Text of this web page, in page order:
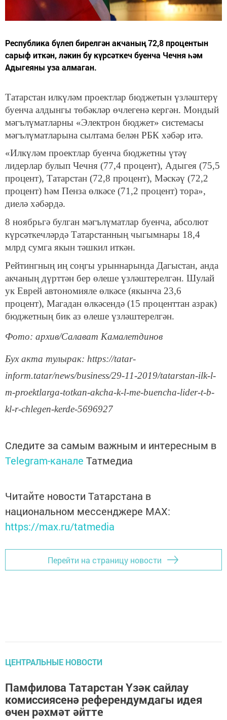
Республика бүлеп бирелгән акчаның 72,8 процентын
сарыф иткән, ләкин бу күрсәткеч буенча Чечня һәм
Адыгеяны уза алмаган.
Татарстан илкүләм проектлар бюджетын үзләштерү
буенча алдынгы төбәкләр өчлегенә кергән. Мондый
мәгълүматларны «Электрон бюджет» системасы
мәгълүматларына сылтама белән РБК хәбәр итә.
«Илкүләм проектлар буенча бюджетны үтәү
лидерлар булып Чечня (77,4 процент), Адыгея (75,5
процент), Татарстан (72,8 процент), Мәскәү (72,2
процент) һәм Пенза өлкәсе (71,2 процент) тора»,
диелә хәбәрдә.
8 ноябрьгә булган мәгълүматлар буенча, абсолют
күрсәткечләрдә Татарстанның чыгымнары 18,4
млрд сумга якын тәшкил иткән.
Рейтингның иң соңгы урыннарында Дагыстан, анда
акчаның дүрттән бер өлеше үзләштерелгән. Шулай
ук Еврей автономияле өлкәсе (якынча 23,6
процент), Магадан өлкәсендә (15 проценттан азрак)
бюджетның бик аз өлеше үзләштерелгән.
Фото: архив/Салават Камалетдинов
Бух акта тулырак: https://tatar-
inform.tatar/news/business/29-11-2019/tatarstan-ilk-l-
m-proektlarga-totkan-akcha-k-l-me-buencha-lider-t-b-
kl-r-chlegen-kerde-5696927
Следите за самым важным и интересным в
Telegram-канале Татмедиа
Читайте новости Татарстана в
национальном мессенджере MАХ:
https://max.ru/tatmedia
Перейти на страницу новости
ЦЕНТРАЛЬНЫЕ НОВОСТИ
Памфилова Татарстан Үзәк сайлау
комиссиясенә референдумдагы идея
өчен рәхмәт әйтте